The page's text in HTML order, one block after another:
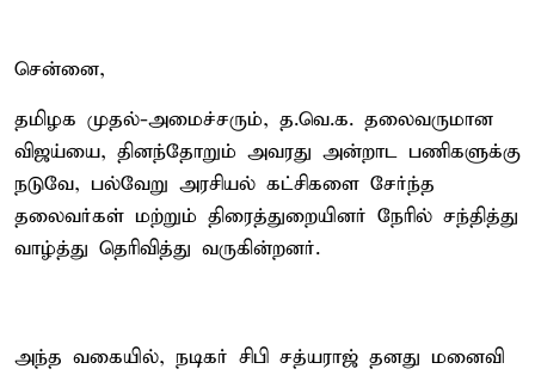
சென்னை,
தமிழக முதல்-அமைச்சரும், த.வெ.க. தலைவருமான
விஜய்யை, தினந்தோறும் அவரது அன்றாட பணிகளுக்கு
நடுவே, பல்வேறு அரசியல் கட்சிகளை சேர்ந்த
தலைவர்கள் மற்றும் திரைத்துறையினர் நேரில் சந்தித்து
வாழ்த்து தெரிவித்து வருகின்றனர்.
அந்த வகையில், நடிகர் சிபி சத்யராஜ் தனது மனைவி